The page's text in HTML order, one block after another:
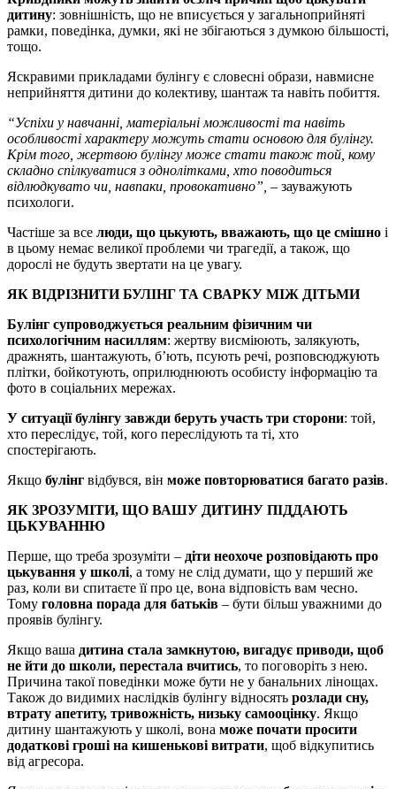
дитину: зовнішність, що не вписується у загальноприйняті
рамки, поведінка, думки, які не збігаються з думкою більшості,
тощо.
Яскравими прикладами булінгу є словесні образи, навмисне
неприйняття дитини до колективу, шантаж та навіть побиття.
“Успіхи у навчанні, матеріальні можливості та навіть
особливості характеру можуть стати основою для булінгу.
Крім того, жертвою булінгу може стати також той, кому
складно спілкуватися з однолітками, хто поводиться
відлюдкувато чи, навпаки, провокативно”, – зауважують
психологи.
Частіше за все люди, що цькують, вважають, що це смішно і
в цьому немає великої проблеми чи трагедії, а також, що
дорослі не будуть звертати на це увагу.
ЯК ВІДРІЗНИТИ БУЛІНГ ТА СВАРКУ МІЖ ДІТЬМИ
Булінг супроводжується реальним фізичним чи
психологічним насиллям: жертву висміюють, залякують,
дражнять, шантажують, б’ють, псують речі, розповсюджують
плітки, бойкотують, оприлюднюють особисту інформацію та
фото в соціальних мережах.
У ситуації булінгу завжди беруть участь три сторони: той,
хто переслідує, той, кого переслідують та ті, хто
спостерігають.
Якщо булінг відбувся, він може повторюватися багато разів.
ЯК ЗРОЗУМІТИ, ЩО ВАШУ ДИТИНУ ПІДДАЮТЬ
ЦЬКУВАННЮ
Перше, що треба зрозуміти – діти неохоче розповідають про
цькування у школі, а тому не слід думати, що у перший же
раз, коли ви спитаєте її про це, вона відповість вам чесно.
Тому головна порада для батьків – бути більш уважними до
проявів булінгу.
Якщо ваша дитина стала замкнутою, вигадує приводи, щоб
не йти до школи, перестала вчитись, то поговоріть з нею.
Причина такої поведінки може бути не у банальних лінощах.
Також до видимих наслідків булінгу відносять розлади сну,
втрату апетиту, тривожність, низьку самооцінку. Якщо
дитину шантажують у школі, вона може почати просити
додаткові гроші на кишенькові витрати, щоб відкупитись
від агресора.